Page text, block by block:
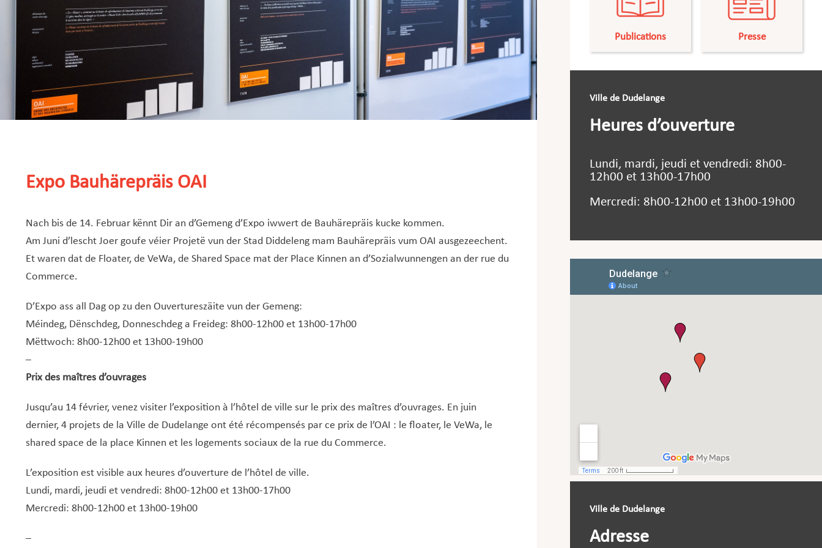
Expo Bauhärepräis OAI
Nach bis de 14. Februar kënnt Dir an d’Gemeng d’Expo iwwert de Bauhärepräis kucke kommen.
Am Juni d’lescht Joer goufe véier Projetë vun der Stad Diddeleng mam Bauhärepräis vum OAI ausgezeechent.
Et waren dat de Floater, de VeWa, de Shared Space mat der Place Kinnen an d’Sozialwunnengen an der rue du
Commerce.
D’Expo ass all Dag op zu den Ouvertureszäite vun der Gemeng:
Méindeg, Dënschdeg, Donneschdeg a Freideg: 8h00-12h00 et 13h00-17h00
Mëttwoch: 8h00-12h00 et 13h00-19h00
–
Prix des maîtres d’ouvrages
Jusqu’au 14 février, venez visiter l’exposition à l’hôtel de ville sur le prix des maîtres d’ouvrages. En juin
dernier, 4 projets de la Ville de Dudelange ont été récompensés par ce prix de l’OAI : le floater, le VeWa, le
shared space de la place Kinnen et les logements sociaux de la rue du Commerce.
L’exposition est visible aux heures d’ouverture de l’hôtel de ville.
Lundi, mardi, jeudi et vendredi: 8h00-12h00 et 13h00-17h00
Mercredi: 8h00-12h00 et 13h00-19h00
–
Publications Presse
Ville de Dudelange
Heures d’ouverture
Lundi, mardi, jeudi et vendredi: 8h00-
12h00 et 13h00-17h00
Mercredi: 8h00-12h00 et 13h00-19h00
Ville de Dudelange
Adresse